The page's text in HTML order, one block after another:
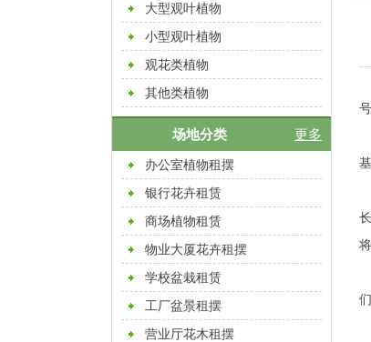
大型观叶植物
小型观叶植物
观花类植物
其他类植物
场地分类 更多
办公室植物租摆
银行花卉租赁
商场植物租赁
物业大厦花卉租摆
学校盆栽租赁
工厂盆景租摆
营业厅花木租摆